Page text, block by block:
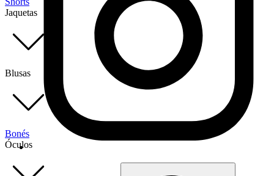
Jaquetas
Blusas
Bonés
Óculos